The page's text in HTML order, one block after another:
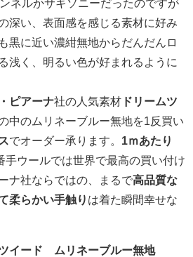
ネルかサキソニーだったのですが
深い、表面感を感じる素材に好み
黒に近い濃紺無地からだんだんロ
浅く、明るい色が好まれるように
ピアーナ社の人気素材 ドリームツ
中のムリネーブルー無地を1反買い
でオーダー承ります。 1ｍあたり
手ウールでは世界で最高の買い付け
ナ社ならではの、まるで高品質な
柔らかい手触り は着た瞬間幸せな
イード ムリネーブルー無地